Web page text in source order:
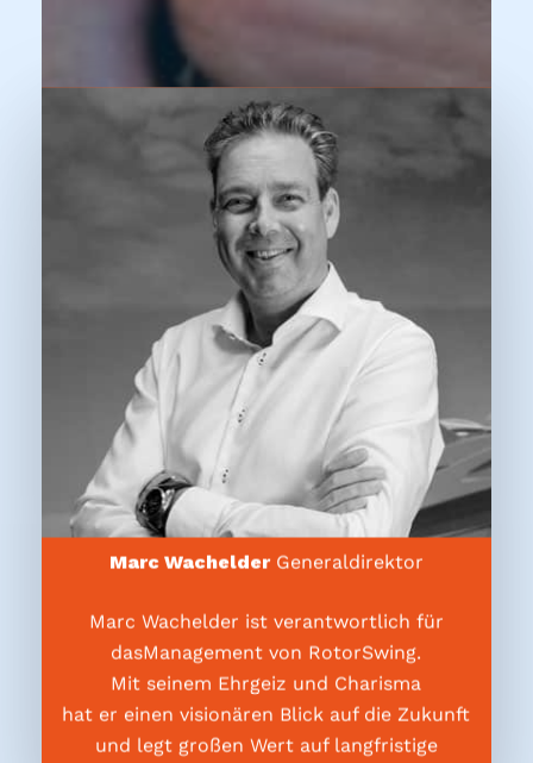
Marc WachelderGeneraldirektor
Marc Wachelder ist verantwortlich für
dasManagement von RotorSwing.
Mit seinem Ehrgeiz und Charisma
hat er einen visionären Blick auf die Zukunft
und legt großen Wert auf langfristige